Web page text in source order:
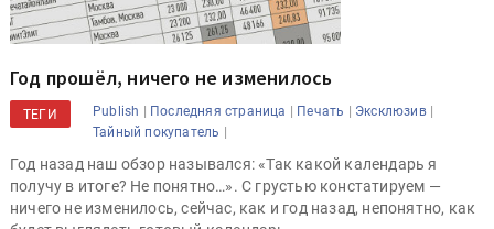
Год прошёл, ничего не изменилось
ТЕГИ Publish | Последняя страница | Печать | Эксклюзив|
Тайный покупатель |
Год назад наш обзор назывался: «Так какой календарь я
получу в итоге? Не понятно…». С грустью констатируем —
ничего не изменилось, сейчас, как и год назад, непонятно, как